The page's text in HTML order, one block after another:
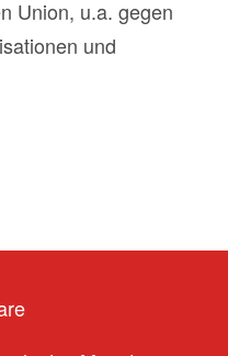
Union, u.a. gegen
und